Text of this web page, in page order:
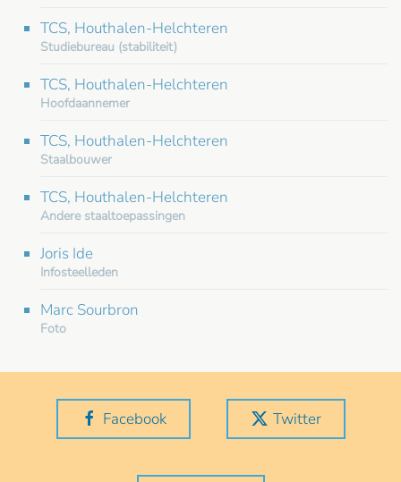
TCS, Houthalen-Helchteren
Studiebureau (stabiliteit)
TCS, Houthalen-Helchteren
Hoofdaannemer
TCS, Houthalen-Helchteren
Staalbouwer
TCS, Houthalen-Helchteren
Andere staaltoepassingen
Joris Ide
Infosteelleden
Marc Sourbron
Foto
Facebook Twitter